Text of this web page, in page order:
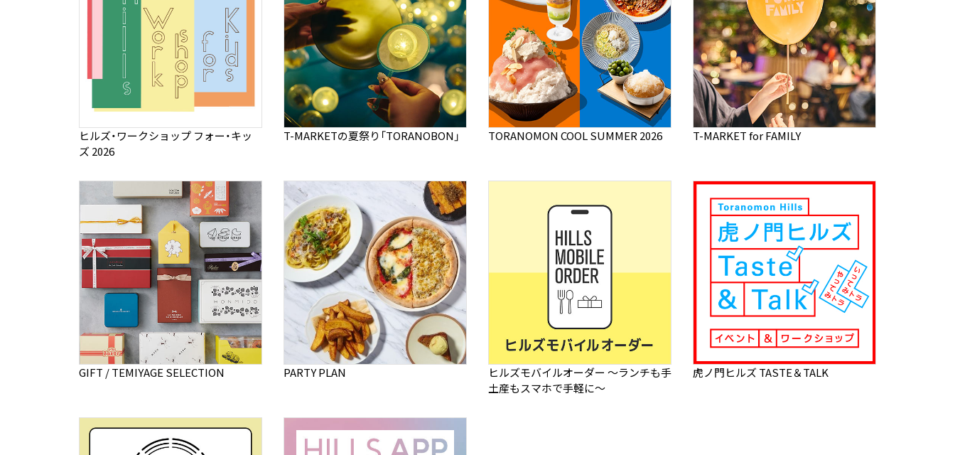
ヒルズ・ワークショップ フォー・キッ
ズ 2026
T-MARKETの夏祭り「TORANOBON」 TORANOMON COOL SUMMER 2026 T-MARKET for FAMILY
GIFT / TEMIYAGE SELECTION PARTY PLAN
ヒルズモバイルオーダー ～ランチも手
土産もスマホで手軽に～
虎ノ門ヒルズ TASTE＆TALK